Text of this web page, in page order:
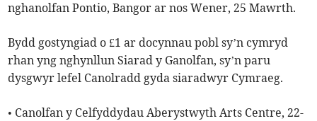
nghanolfan Pontio, Bangor ar nos Wener, 25 Mawrth.
Bydd gostyngiad o £1 ar docynnau pobl sy’n cymryd
rhan yng nghynllun Siarad y Ganolfan, sy’n paru
dysgwyr lefel Canolradd gyda siaradwyr Cymraeg.
• Canolfan y Celfyddydau Aberystwyth Arts Centre, 22-